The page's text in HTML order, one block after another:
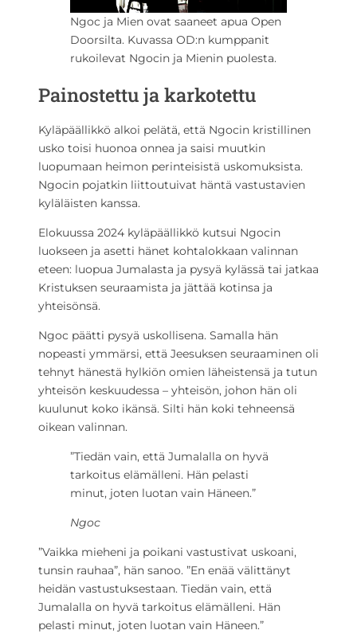
Ngoc ja Mien ovat saaneet apua Open
Doorsilta. Kuvassa OD:n kumppanit
rukoilevat Ngocin ja Mienin puolesta.
Painostettu ja karkotettu
Kyläpäällikkö alkoi pelätä, että Ngocin kristillinen
usko toisi huonoa onnea ja saisi muutkin
luopumaan heimon perinteisistä uskomuksista.
Ngocin pojatkin liittoutuivat häntä vastustavien
kyläläisten kanssa.
Elokuussa 2024 kyläpäällikkö kutsui Ngocin
luokseen ja asetti hänet kohtalokkaan valinnan
eteen: luopua Jumalasta ja pysyä kylässä tai jatkaa
Kristuksen seuraamista ja jättää kotinsa ja
yhteisönsä.
Ngoc päätti pysyä uskollisena. Samalla hän
nopeasti ymmärsi, että Jeesuksen seuraaminen oli
tehnyt hänestä hylkiön omien läheistensä ja tutun
yhteisön keskuudessa – yhteisön, johon hän oli
kuulunut koko ikänsä. Silti hän koki tehneensä
oikean valinnan.
”Tiedän vain, että Jumalalla on hyvä
tarkoitus elämälleni. Hän pelasti
minut, joten luotan vain Häneen.”
Ngoc
”Vaikka mieheni ja poikani vastustivat uskoani,
tunsin rauhaa”, hän sanoo. ”En enää välittänyt
heidän vastustuksestaan. Tiedän vain, että
Jumalalla on hyvä tarkoitus elämälleni. Hän
pelasti minut, joten luotan vain Häneen.”